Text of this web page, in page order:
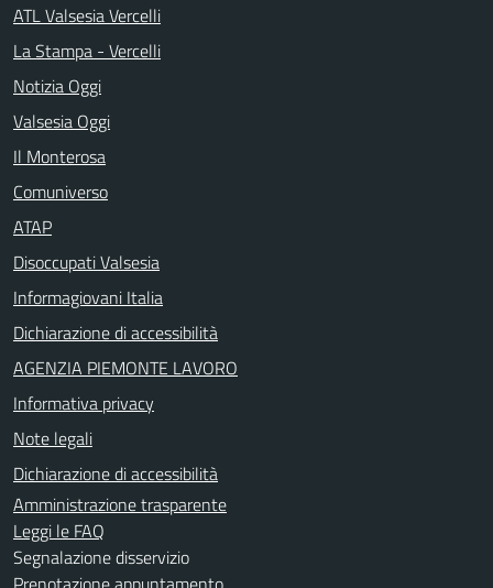
ATL Valsesia Vercelli
La Stampa - Vercelli
Notizia Oggi
Valsesia Oggi
Il Monterosa
Comuniverso
ATAP
Disoccupati Valsesia
Informagiovani Italia
Dichiarazione di accessibilità
AGENZIA PIEMONTE LAVORO
Informativa privacy
Note legali
Dichiarazione di accessibilità
Amministrazione trasparente
Leggi le FAQ
Segnalazione disservizio